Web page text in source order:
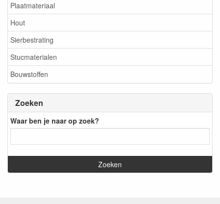
Plaatmateriaal
Hout
Sierbestrating
Stucmaterialen
Bouwstoffen
Zoeken
Waar ben je naar op zoek?